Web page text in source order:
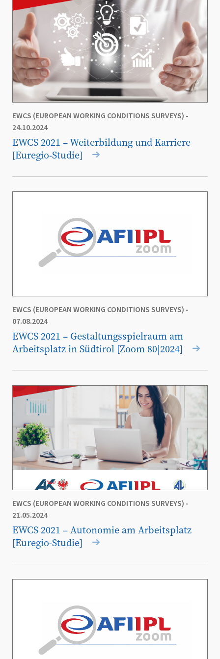
EWCS (EUROPEAN WORKING CONDITIONS SURVEYS) -
24.10.2024
EWCS 2021 – Weiterbildung und Karriere
[Euregio-Studie]
EWCS (EUROPEAN WORKING CONDITIONS SURVEYS) -
07.08.2024
EWCS 2021 – Gestaltungsspielraum am
Arbeitsplatz in Südtirol [Zoom 80|2024]
EWCS (EUROPEAN WORKING CONDITIONS SURVEYS) -
21.05.2024
EWCS 2021 – Autonomie am Arbeitsplatz
[Euregio-Studie]